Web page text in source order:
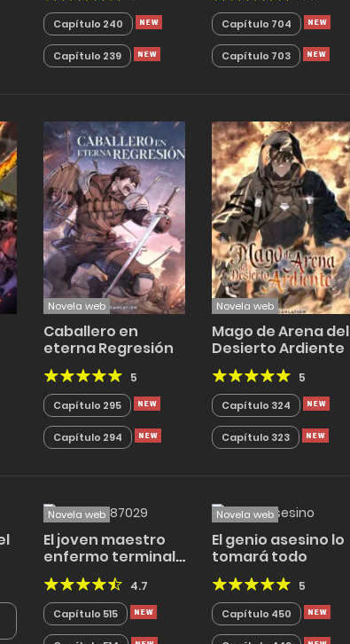
Capítulo 240
Capítulo 239
Capítulo 704
Capítulo 703
Novela web
Caballero en
eterna Regresión
5
Capítulo 295
Capítulo 294
Novela web
Mago de Arena del
Desierto Ardiente
5
Capítulo 324
Capítulo 323
Novela web
El joven maestro
enfermo terminal
del clan Baek
4.7
Capítulo 515
Novela web
El genio asesino lo
tomará todo
5
Capítulo 450